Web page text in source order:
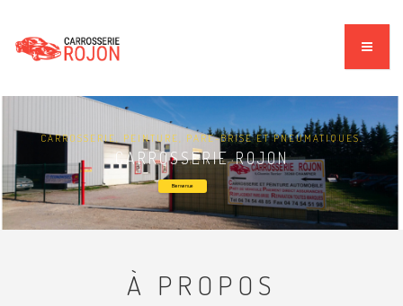
CARROSSERIE, PEINTURE, PARE-BRISE ET PNEUMATIQUES.
CARROSSERIE ROJON
Bienvenue
À PROPOS